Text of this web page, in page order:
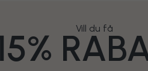
Djur Fåglar
Vill du få